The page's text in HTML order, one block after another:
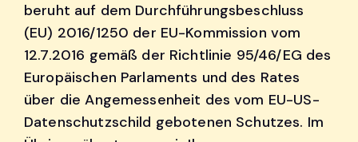
beruht auf dem Durchführungsbeschluss
(EU) 2016/1250 der EU-Kommission vom
12.7.2016 gemäß der Richtlinie 95/46/EG des
Europäischen Parlaments und des Rates
über die Angemessenheit des vom EU-US-
Datenschutzschild gebotenen Schutzes. Im